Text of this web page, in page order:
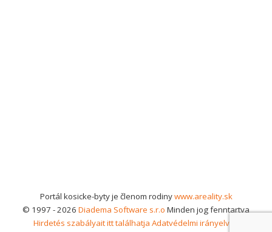
Portál kosicke-byty je členom rodinywww.areality.sk
© 1997 - 2026 Diadema Software s.r.o Minden jog fenntartva
Hirdetés szabályait itt találhatja Adatvédelmi irányelvek